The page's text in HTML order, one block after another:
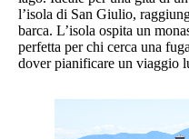
l’isola di San Giulio,
barca. L’isola ospita un
perfetta per chi cerca una
dover pianificare un viaggio